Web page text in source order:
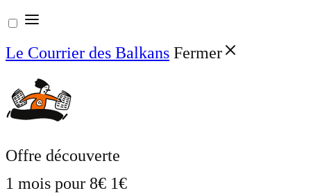
Aller
au
contenu
Le Courrier des Balkans Fermer
Offre découverte
1 mois pour 8€ 1€